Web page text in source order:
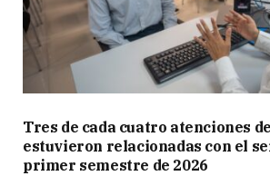
Tres de cada cuatro atenciones
estuvieron relacionadas con el
primer semestre de 2026